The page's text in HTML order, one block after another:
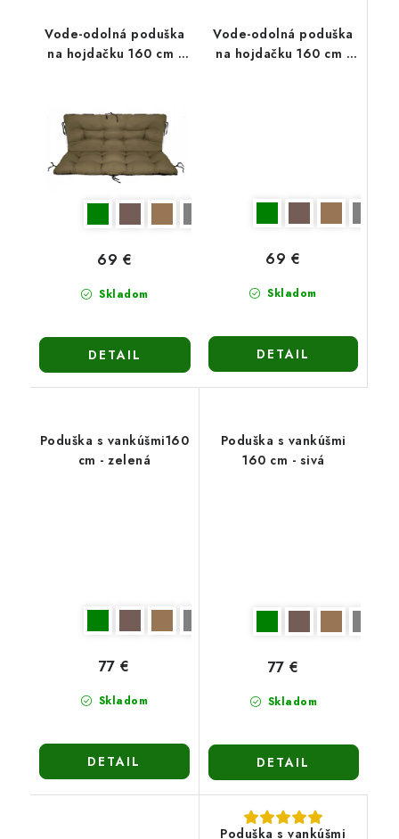
Vode-odolná poduška
na hojdačku 160 cm -
Skladom
69 €
DETAIL
Vode-odolná poduška
na hojdačku 160 cm -
Skladom
69 €
DETAIL
Poduška s vankúšmi160
cm - zelená
Skladom
77 €
DETAIL
Poduška s vankúšmi
160 cm - sivá
Skladom
77 €
DETAIL
Poduška s vankúšmi